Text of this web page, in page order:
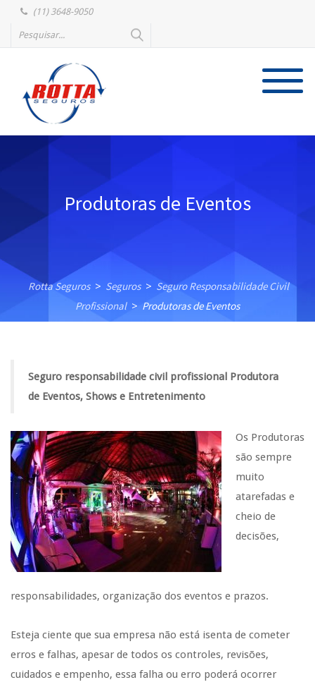
(11) 3648-9050
Produtoras de Eventos
Rotta Seguros > Seguros > Seguro Responsabilidade Civil
Profissional > Produtoras de Eventos
Seguro responsabilidade civil profissional Produtora
de Eventos, Shows e Entretenimento
Os Produtoras
são sempre
muito
atarefadas e
cheio de
decisões,
responsabilidades, organização dos eventos e prazos.
Esteja ciente que sua empresa não está isenta de cometer
erros e falhas, apesar de todos os controles, revisões,
cuidados e empenho, essa falha ou erro poderá ocorrer